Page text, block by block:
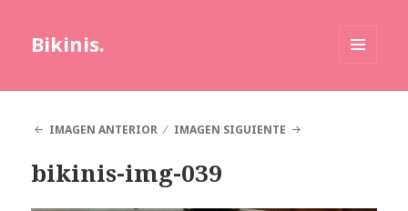
Bikinis.
IMAGEN ANTERIOR
IMAGEN SIGUIENTE
bikinis-img-039